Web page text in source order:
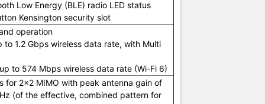
Low Energy (BLE) radio LED status
Kensington security slot
operation
to 1.2 Gbps wireless data rate, with Multi
to 574 Mbps wireless data rate (Wi-Fi 6)
for 2×2 MIMO with peak antenna gain of
(of the effective, combined pattern for
Low Density Parity Check (LDPC)
Transmit Beamforming (TXBF)
walls and ceilings
– Mounts that match the design of the APs
can be purchased separately